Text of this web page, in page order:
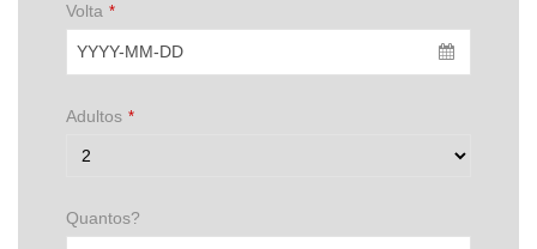
Volta *
Adultos *
Quantos?